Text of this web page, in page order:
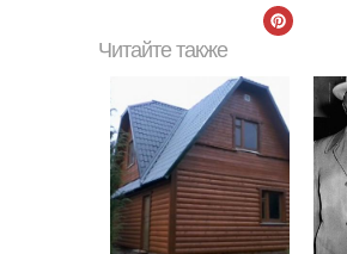
Читайте также